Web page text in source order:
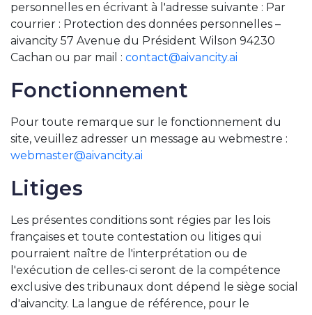
personnelles en écrivant à l'adresse suivante : Par
courrier : Protection des données personnelles –
aivancity 57 Avenue du Président Wilson 94230
Cachan ou par mail : contact@aivancity.ai
Fonctionnement
Pour toute remarque sur le fonctionnement du
site, veuillez adresser un message au webmestre :
webmaster@aivancity.ai
Litiges
Les présentes conditions sont régies par les lois
françaises et toute contestation ou litiges qui
pourraient naître de l'interprétation ou de
l'exécution de celles-ci seront de la compétence
exclusive des tribunaux dont dépend le siège social
d'aivancity. La langue de référence, pour le